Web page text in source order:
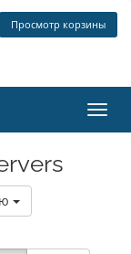
Просмотр корзины